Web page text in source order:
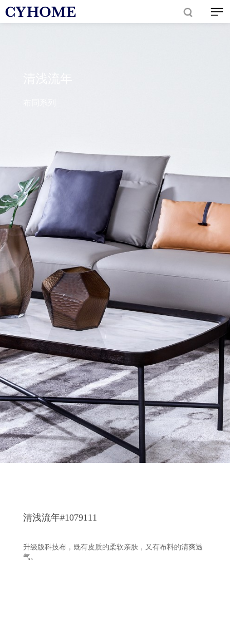
清浅流年#1079111
升级版科技布，既有皮质的柔软亲肤，又有布料的清爽透
气。